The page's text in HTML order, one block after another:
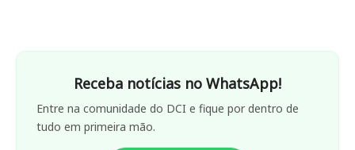
Receba notícias no WhatsApp!
Entre na comunidade do DCI e fique por dentro de
tudo em primeira mão.